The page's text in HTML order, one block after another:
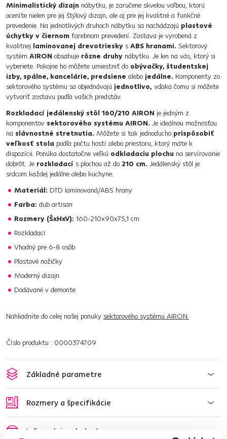
Minimalistický dizajn nábytku, je zaručene skvelou voľbou, ktorú
oceníte nielen pre jej štýlový dizajn, ale aj pre jej kvalitné a funkčné
prevedenie. Na jednotlivých druhoch nábytku sa nachádzajú plastové
úchytky v čiernom farebnom prevedení. Zostava je vyrobená z
kvalitnej laminovanej drevotriesky s ABS hranami. Sektorový
systém AIRON obsahuje rôzne druhy nábytku. Je len na vás, ktorý si
vyberiete. Pokojne ho môžete umiestniť do obývačky, študentskej
izby, spálne, kancelárie, predsiene alebo jedálne. Komponenty zo
sektorového systému sa objednávajú jednotlivo, vďaka čomu si môžete
vytvoriť zostavu podľa vašich predstáv.
Rozkladací jedálenský stôl 160/210 AIRON je jedným z
komponentov sektorového systému AIRON. Je ideálnou možnosťou
na slávnostné stretnutia. Môžete si tak jednoducho prispôsobiť
veľkosť stola podľa počtu hostí alebo priestoru, ktorý máte k
dispozícii. Ponúka dostatočne veľkú odkladaciu plochu na servírovanie
dobrôt. Je rozkladací s plochou až do 210 cm. Jedálenský stôl je
srdcom každej jedálne alebo kuchyne.
Materiál: DTD laminovaná/ABS hrany
Farba: dub artisan
Rozmery (ŠxHxV): 160-210x90x75,1 cm
Rozkladací
Vhodný pre 6-8 osôb
Plastové nožičky
Moderný dizajn
Dodávané v demonte
Nahliadnite do celej našej ponuky sektorového systému AIRON.
Číslo produktu : 0000374709
Základné parametre
Rozmery a špecifikácie
Informácie o balení